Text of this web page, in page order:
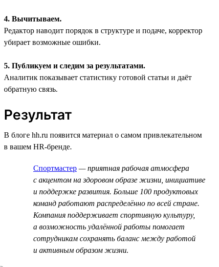
4. Вычитываем.
Редактор наводит порядок в структуре и подаче, корректор
убирает возможные ошибки.
5. Публикуем и следим за результатами.
Аналитик показывает статистику готовой статьи и даёт
обратную связь.
Результат
В блоге hh.ru появится материал о самом привлекательном
в вашем HR-бренде.
Спортмастер — приятная рабочая атмосфера
с акцентом на здоровом образе жизни, инициативе
и поддержке развития. Больше 100 продуктовых
команд работают распределённо по всей стране.
Компания поддерживает спортивную культуру,
а возможность удалённой работы помогает
сотрудникам сохранять баланс между работой
и активным образом жизни.